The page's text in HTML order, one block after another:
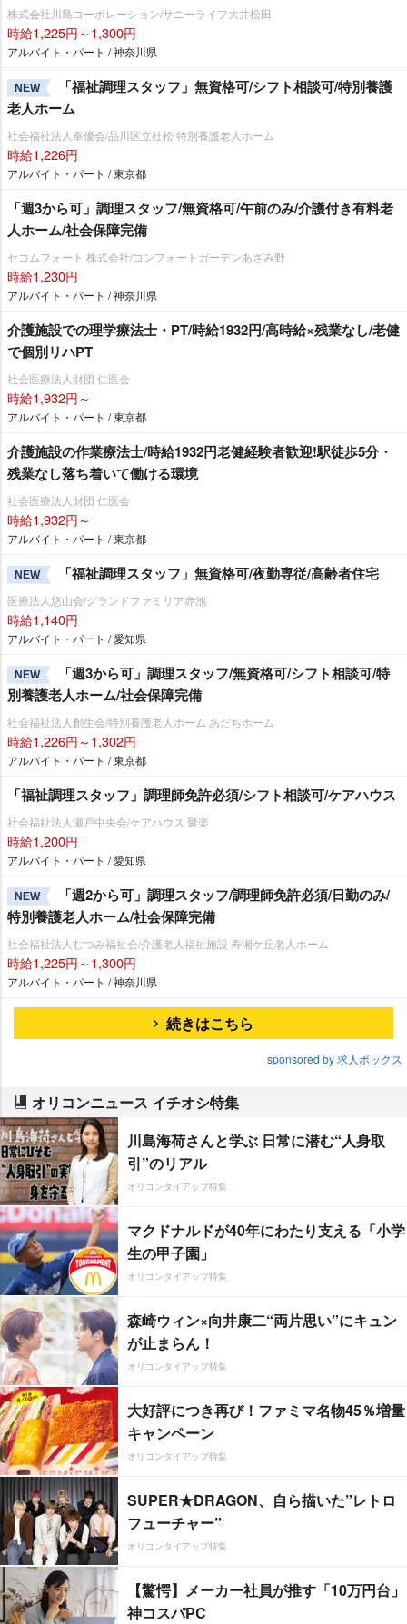
株式会社川島コーポレーション/サニーライフ大井松田
時給1,225円～1,300円
アルバイト・パート / 神奈川県
NEW
「福祉調理スタッフ」無資格可/シフト相談可/特別養護
老人ホーム
社会福祉法人奉優会/品川区立杜松 特別養護老人ホーム
時給1,226円
アルバイト・パート / 東京都
「週3から可」調理スタッフ/無資格可/午前のみ/介護付き有料老
人ホーム/社会保障完備
セコムフォート 株式会社/コンフォートガーデンあざみ野
時給1,230円
アルバイト・パート / 神奈川県
介護施設での理学療法士・PT/時給1932円/高時給×残業なし/老健
で個別リハPT
社会医療法人財団 仁医会
時給1,932円～
アルバイト・パート / 東京都
介護施設の作業療法士/時給1932円老健経験者歓迎!駅徒歩5分・
残業なし落ち着いて働ける環境
社会医療法人財団 仁医会
時給1,932円～
アルバイト・パート / 東京都
NEW 「福祉調理スタッフ」無資格可/夜勤専従/高齢者住宅
医療法人悠山会/グランドファミリア赤池
時給1,140円
アルバイト・パート / 愛知県
NEW
「週3から可」調理スタッフ/無資格可/シフト相談可/特
別養護老人ホーム/社会保障完備
社会福祉法人創生会/特別養護老人ホーム あだちホーム
時給1,226円～1,302円
アルバイト・パート / 東京都
「福祉調理スタッフ」調理師免許必須/シフト相談可/ケアハウス
社会福祉法人瀬戸中央会/ケアハウス 聚楽
時給1,200円
アルバイト・パート / 愛知県
NEW
「週2から可」調理スタッフ/調理師免許必須/日勤のみ/
特別養護老人ホーム/社会保障完備
社会福祉法人むつみ福祉会/介護老人福祉施設 寿湘ケ丘老人ホーム
時給1,225円～1,300円
アルバイト・パート / 神奈川県
続きはこちら
sponsored by 求人ボックス
オリコンニュース イチオシ特集
川島海荷さんと学ぶ 日常に潜む“人身取
引”のリアル
オリコンタイアップ特集
マクドナルドが40年にわたり支える「小学
生の甲子園」
オリコンタイアップ特集
森崎ウィン×向井康二“両片思い”にキュン
が止まらん！
オリコンタイアップ特集
大好評につき再び！ファミマ名物45％増量
キャンペーン
オリコンタイアップ特集
SUPER★DRAGON、自ら描いた”レトロ
フューチャー”
オリコンタイアップ特集
【驚愕】メーカー社員が推す「10万円台」
神コスパPC